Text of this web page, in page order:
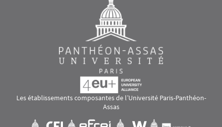
Les établissements composantes de l’Université Paris-Panthéon-
Assas
Visuel svgVisuel svg Visuel svgVisuel svg